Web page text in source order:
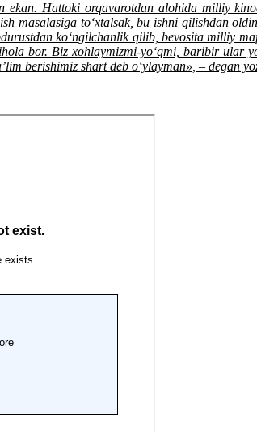
ekan. Hattoki orqavarotdan alohida milliy
masalasiga to‘xtalsak, bu ishni qilishdan
ko‘ngilchanlik qilib, bevosita milliy
bor. Biz xohlaymizmi-yo‘qmi, baribir ular
berishimiz shart deb o‘ylayman», – degan